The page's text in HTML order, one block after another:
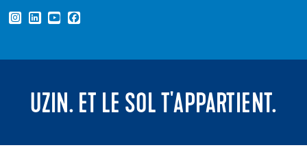
UZIN. ET LE SOL T'APPARTIENT.